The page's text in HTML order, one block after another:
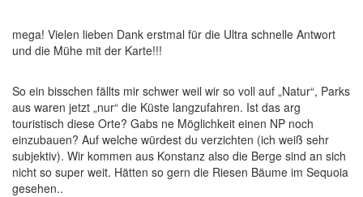
mega! Vielen lieben Dank erstmal für die Ultra schnelle Antwort
und die Mühe mit der Karte!!!
So ein bisschen fällts mir schwer weil wir so voll auf „Natur“, Parks
aus waren jetzt „nur“ die Küste langzufahren. Ist das arg
touristisch diese Orte? Gabs ne Möglichkeit einen NP noch
einzubauen? Auf welche würdest du verzichten (ich weiß sehr
subjektiv). Wir kommen aus Konstanz also die Berge sind an sich
nicht so super weit. Hätten so gern die Riesen Bäume im Sequoia
gesehen..